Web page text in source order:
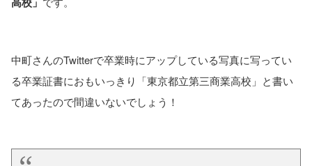
中町さんのTwitterで卒業時にアップしている写真に写ってい
る卒業証書におもいっきり「東京都立第三商業高校」と書い
てあったので間違いないでしょう！